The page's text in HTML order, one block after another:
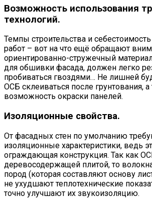
Возможность использования
технологий.
Темпы строительства и
работ – вот на что ещё обращают
ориентированно-стружечный
для обшивки фасада, должен легко
пробиваться гвоздями… Не лишней
ОСБ склеиваться после грунтования,
возможность окраски панелей.
Изоляционные свойства.
От фасадных стен по умолчанию
изоляционные характеристики, ведь
ограждающая конструкция. Так как
деревосодержащей плитой, то
пород (которая составляют основу
не ухудшают теплотехнические
точно улучшают их звукоизоляцию.